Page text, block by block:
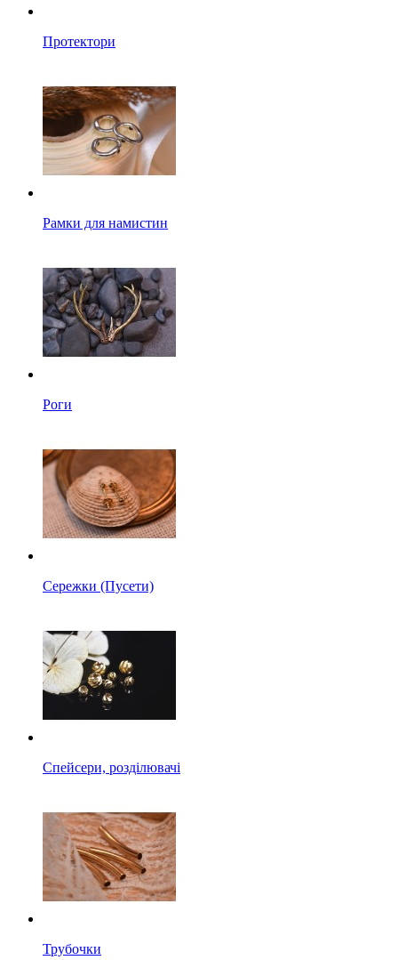
Протектори
Рамки для намистин
Роги
Сережки (Пусети)
Спейсери, розділювачі
Трубочки